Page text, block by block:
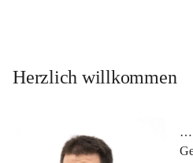
Herzlich willkommen
…